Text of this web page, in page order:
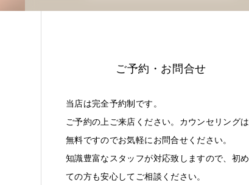
ご予約・お問合せ
当店は完全予約制です。
ご予約の上ご来店ください。カウンセリングは
無料ですのでお気軽にお問合せください。
知識豊富なスタッフが対応致しますので、初め
ての方も安心してご相談ください。